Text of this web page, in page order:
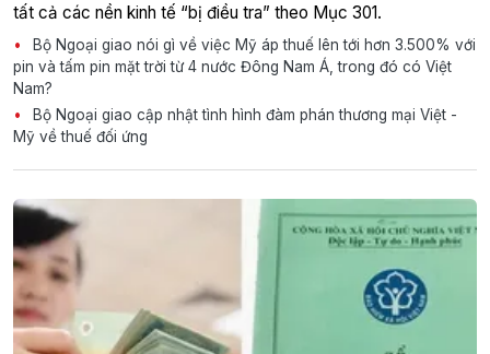
tất cả các nền kinh tế “bị điều tra” theo Mục 301.
Bộ Ngoại giao nói gì về việc Mỹ áp thuế lên tới hơn 3.500% với
pin và tấm pin mặt trời từ 4 nước Đông Nam Á, trong đó có Việt
Nam?
Bộ Ngoại giao cập nhật tình hình đàm phán thương mại Việt -
Mỹ về thuế đối ứng